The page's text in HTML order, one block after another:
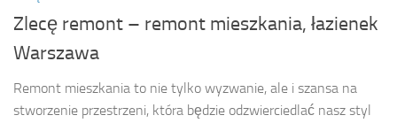
Zlecę remont – remont mieszkania, łazienek
Warszawa
Remont mieszkania to nie tylko wyzwanie, ale i szansa na
stworzenie przestrzeni, która będzie odzwierciedlać nasz styl